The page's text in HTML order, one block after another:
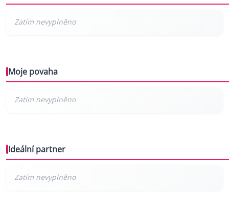
Moje povaha
Ideální partner